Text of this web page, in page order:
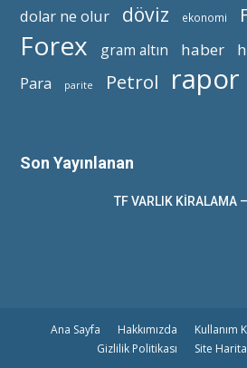
dolar ne olur döviz ekonomi
Forex gram altın haber
Para parite Petrol rapor
Son Yayınlanan
TF VARLIK KİRALAMA
Ana Sayfa Hakkımızda Kullanım
Gizlilik Politikası
Site